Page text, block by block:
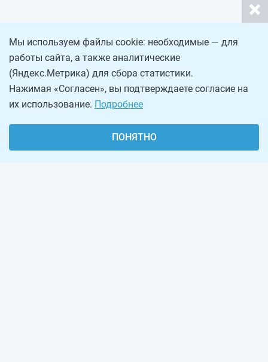
Мы используем файлы cookie: необходимые — для
работы сайта, а также аналитические
(Яндекс.Метрика) для сбора статистики.
Нажимая «Согласен», вы подтверждаете согласие на
их использование. Подробнее
ПОНЯТНО